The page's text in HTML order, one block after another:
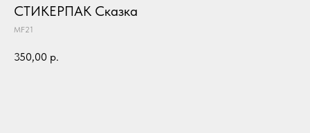
СТИКЕРПАК Сказка
MF21
350,00 р.